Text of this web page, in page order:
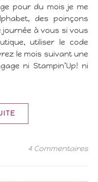
pour du mois je me
des poinçons
à vous si vous
utiliser le code
le mois suivant une
ni Stampin’Up! ni
4 Commentaires